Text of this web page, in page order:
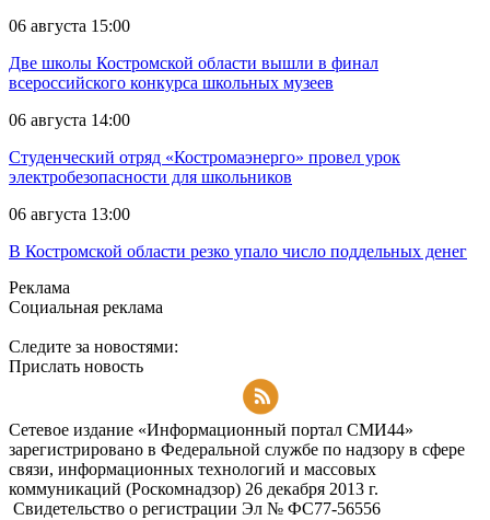
06 августа 15:00
Две школы Костромской области вышли в финал
всероссийского конкурса школьных музеев
06 августа 14:00
Студенческий отряд «Костромаэнерго» провел урок
электробезопасности для школьников
06 августа 13:00
В Костромской области резко упало число поддельных денег
Реклама
Социальная реклама
Следите за новостями:
Прислать новость
Сетевое издание «Информационный портал СМИ44»
зарегистрировано в Федеральной службе по надзору в сфере
связи, информационных технологий и массовых
коммуникаций (Роскомнадзор) 26 декабря 2013 г.
Свидетельство о регистрации Эл № ФC77-56556